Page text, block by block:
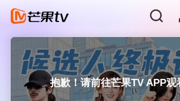
抱歉！请前往芒果TV APP观